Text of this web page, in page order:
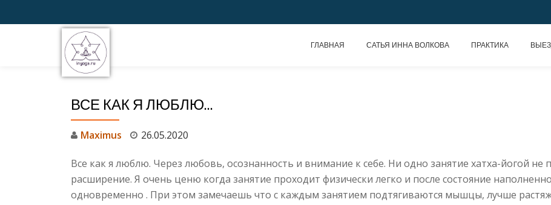
ГЛАВНАЯ САТЬЯ ИННА ВОЛКОВА ПРАКТИКА
ВСЕ КАК Я ЛЮБЛЮ…
Maximus 26.05.2020
Все как я люблю. Через любовь, осознанность и внимание к себе. Ни одно занятие хатха-йогой не
расширение. Я очень ценю когда занятие проходит физически легко и после состояние
одновременно . При этом замечаешь что с каждым занятием подтягиваются мышцы, лучше